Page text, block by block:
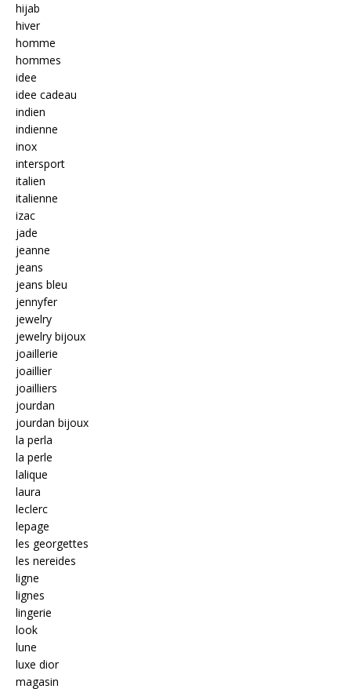
hijab
hiver
homme
hommes
idee
idee cadeau
indien
indienne
inox
intersport
italien
italienne
izac
jade
jeanne
jeans
jeans bleu
jennyfer
jewelry
jewelry bijoux
joaillerie
joaillier
joailliers
jourdan
jourdan bijoux
la perla
la perle
lalique
laura
leclerc
lepage
les georgettes
les nereides
ligne
lignes
lingerie
look
lune
luxe dior
magasin